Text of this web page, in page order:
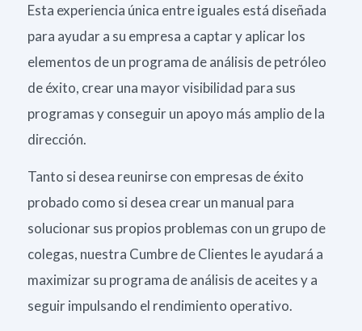
Esta experiencia única entre iguales está diseñada
para ayudar a su empresa a captar y aplicar los
elementos de un programa de análisis de petróleo
de éxito, crear una mayor visibilidad para sus
programas y conseguir un apoyo más amplio de la
dirección.
Tanto si desea reunirse con empresas de éxito
probado como si desea crear un manual para
solucionar sus propios problemas con un grupo de
colegas, nuestra Cumbre de Clientes le ayudará a
maximizar su programa de análisis de aceites y a
seguir impulsando el rendimiento operativo.